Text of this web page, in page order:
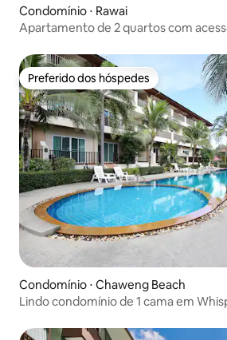
Condomínio ⋅ Rawai
Apartamento de 2 quartos com
Preferido dos hóspedes
Preferido dos hóspedes
Condomínio ⋅ Chaweng Beach
Lindo condomínio de 1 cama em